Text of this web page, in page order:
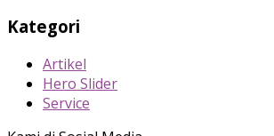
Kategori
Artikel
Hero Slider
Service